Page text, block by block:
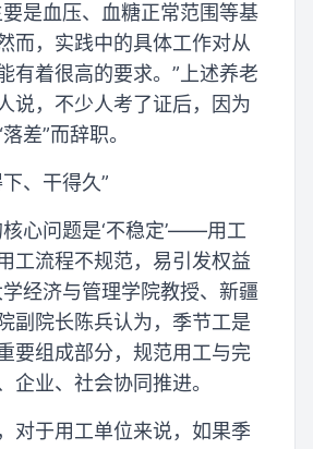
是血压、血糖正常范围等基
而，实践中的具体工作对从
有着很高的要求。”上述养老
说，不少人考了证后，因为
差”而辞职。
、干得久”
心问题是‘不稳定’——用工
工流程不规范，易引发权益
经济与管理学院教授、新疆
副院长陈兵认为，季节工是
要组成部分，规范用工与完
企业、社会协同推进。
对于用工单位来说，如果季